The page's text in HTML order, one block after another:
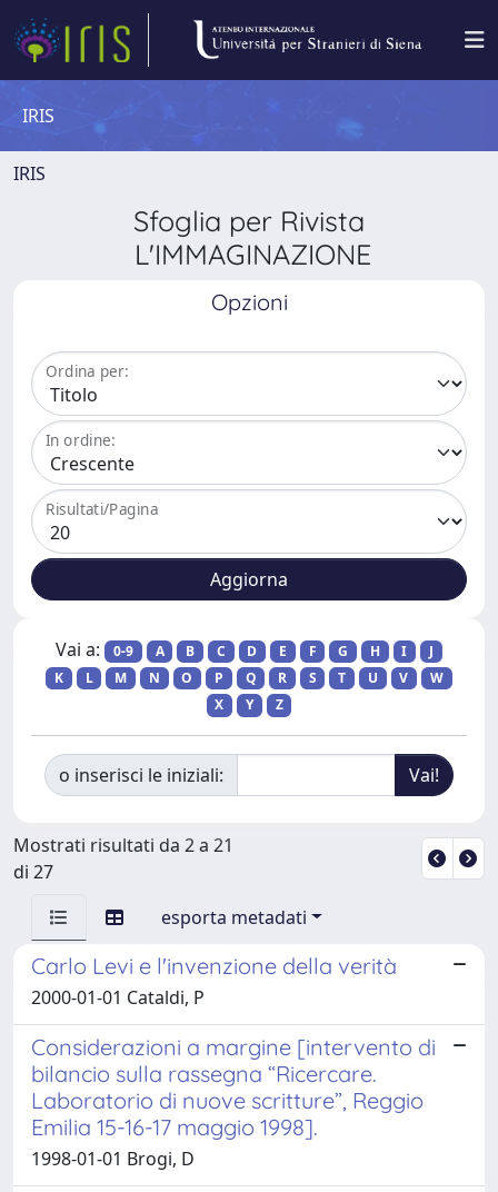
IRIS
IRIS
Sfoglia per Rivista
L'IMMAGINAZIONE
Opzioni
Ordina per:
In ordine:
Risultati/Pagina
Vai a: 0-9 A B C D E F G H I
J
K
L M N O P Q R S T U V
W
X
Y Z
o inserisci le iniziali:
Mostrati risultati da 2 a 21
di 27
esporta metadati
Carlo Levi e l'invenzione della verità
2000-01-01 Cataldi, P
Considerazioni a margine [intervento di
bilancio sulla rassegna “Ricercare.
Laboratorio di nuove scritture”, Reggio
Emilia 15-16-17 maggio 1998].
1998-01-01 Brogi, D